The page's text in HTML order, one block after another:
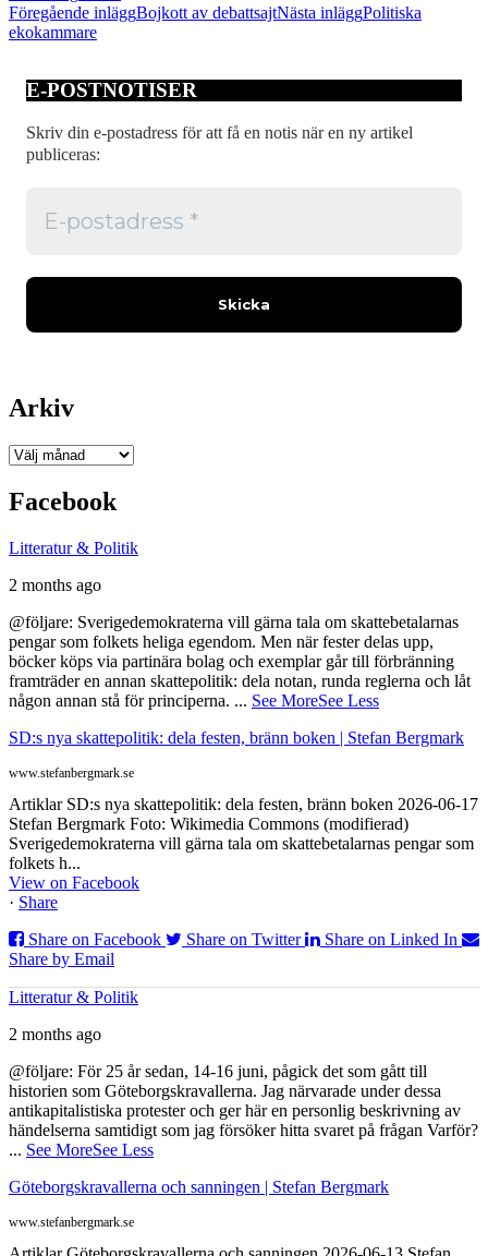
Inläggsnavigering
Föregående inläggBojkott av debattsajtNästa inläggPolitiska
ekokammare
E-POSTNOTISER
Skriv din e-postadress för att få en notis när en ny artikel
publiceras:
Arkiv
Arkiv
Facebook
Litteratur & Politik
2 months ago
@följare: Sverigedemokraterna vill gärna tala om skattebetalarnas
pengar som folkets heliga egendom. Men när fester delas upp,
böcker köps via partinära bolag och exemplar går till förbränning
framträder en annan skattepolitik: dela notan, runda reglerna och låt
någon annan stå för principerna. ... See MoreSee Less
SD:s nya skattepolitik: dela festen, bränn boken | Stefan Bergmark
www.stefanbergmark.se
Artiklar SD:s nya skattepolitik: dela festen, bränn boken 2026-06-17
Stefan Bergmark Foto: Wikimedia Commons (modifierad)
Sverigedemokraterna vill gärna tala om skattebetalarnas pengar som
folkets h...
View on Facebook
· Share
Share on Facebook
Share on Twitter
Share on Linked In
Share by Email
Litteratur & Politik
2 months ago
@följare: För 25 år sedan, 14-16 juni, pågick det som gått till
historien som Göteborgskravallerna. Jag närvarade under dessa
antikapitalistiska protester och ger här en personlig beskrivning av
händelserna samtidigt som jag försöker hitta svaret på frågan Varför?
... See MoreSee Less
Göteborgskravallerna och sanningen | Stefan Bergmark
www.stefanbergmark.se